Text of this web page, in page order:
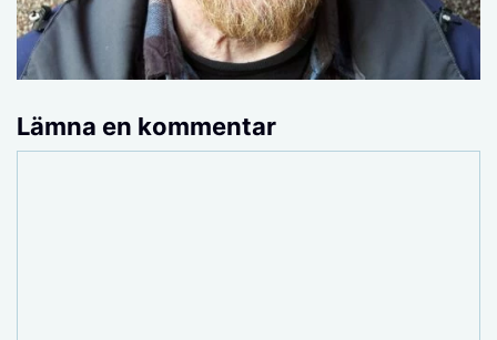
Lämna en kommentar